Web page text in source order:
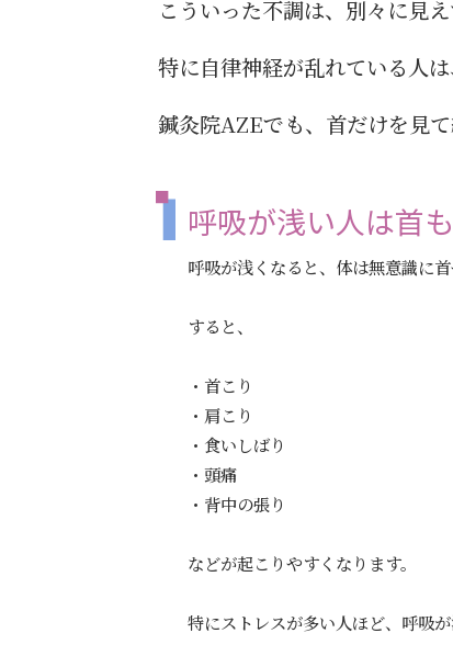
こういった不調は、別々に見
特に自律神経が乱れている人
鍼灸院AZEでも、首だけを見
呼吸が浅い人は首
呼吸が浅くなると、体は無意識に
すると、
・首こり
・肩こり
・食いしばり
・頭痛
・背中の張り
などが起こりやすくなります。
特にストレスが多い人ほど、呼吸